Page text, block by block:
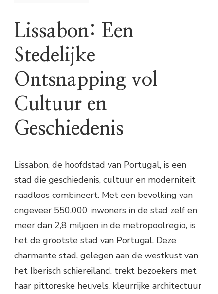
Lissabon: Een
Stedelijke
Ontsnapping vol
Cultuur en
Geschiedenis
Lissabon, de hoofdstad van Portugal, is een
stad die geschiedenis, cultuur en moderniteit
naadloos combineert. Met een bevolking van
ongeveer 550.000 inwoners in de stad zelf en
meer dan 2,8 miljoen in de metropoolregio, is
het de grootste stad van Portugal. Deze
charmante stad, gelegen aan de westkust van
het Iberisch schiereiland, trekt bezoekers met
haar pittoreske heuvels, kleurrijke architectuur